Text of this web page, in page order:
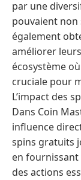
par une
pouvaient non
également
améliorer
écosystème
cruciale pour
L’impact des
Dans Coin
influence
spins gratuits
en fournissant
des actions